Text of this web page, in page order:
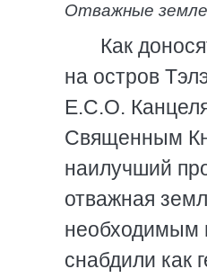
Отважные
Как
на остров
Е.С.О.
Священным
наилучший
отважная
необходимым
снабдили как